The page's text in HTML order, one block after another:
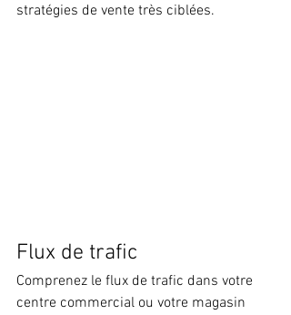
stratégies de vente très ciblées.
Flux de trafic
Comprenez le flux de trafic dans votre
centre commercial ou votre magasin